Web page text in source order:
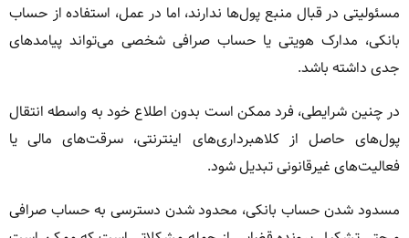
مسئولیتی در قبال منبع پول‌ها ندارند، اما در عمل، استفاده از حساب
بانکی، مدارک هویتی یا حساب صرافی شخصی می‌تواند پیامدهای
جدی داشته باشد.
در چنین شرایطی، فرد ممکن است بدون اطلاع خود به واسطه انتقال
پول‌های حاصل از کلاهبرداری‌های اینترنتی، سرقت‌های مالی یا
فعالیت‌های غیرقانونی تبدیل شود.
مسدود شدن حساب بانکی، محدود شدن دسترسی به حساب صرافی